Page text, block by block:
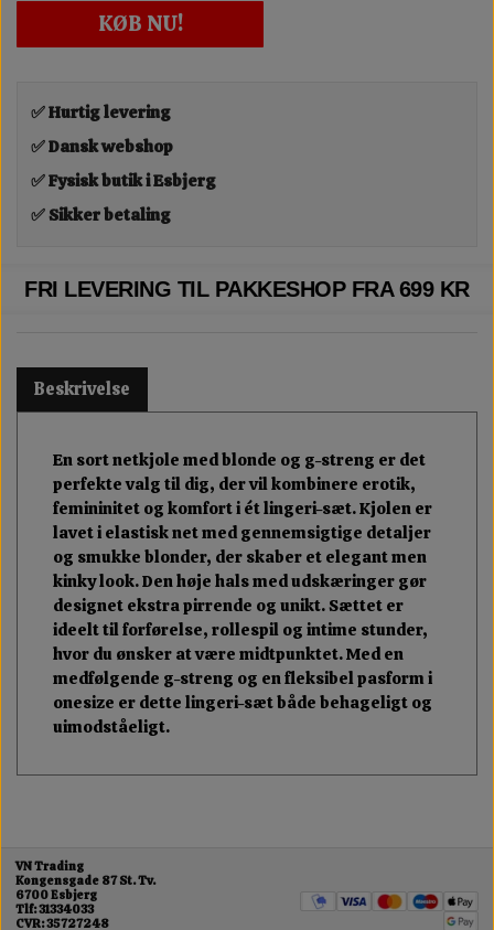
KØB NU!
✅ Hurtig levering
✅ Dansk webshop
✅ Fysisk butik i Esbjerg
✅ Sikker betaling
FRI LEVERING TIL PAKKESHOP FRA 699 KR
Beskrivelse
En sort netkjole med blonde og g-streng er det
perfekte valg til dig, der vil kombinere erotik,
femininitet og komfort i ét lingeri-sæt. Kjolen er
lavet i elastisk net med gennemsigtige detaljer
og smukke blonder, der skaber et elegant men
kinky look. Den høje hals med udskæringer gør
designet ekstra pirrende og unikt. Sættet er
ideelt til forførelse, rollespil og intime stunder,
hvor du ønsker at være midtpunktet. Med en
medfølgende g-streng og en fleksibel pasform i
onesize er dette lingeri-sæt både behageligt og
uimodståeligt.
VN Trading
Kongensgade 87 St. Tv.
6700 Esbjerg
Tlf: 31334033
CVR: 35727248